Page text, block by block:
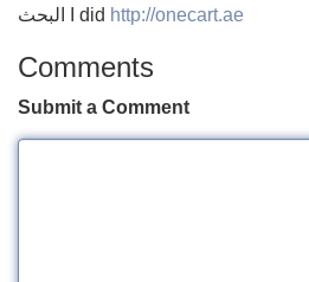
البحث I did http://onecart.ae
Comments
Submit a Comment